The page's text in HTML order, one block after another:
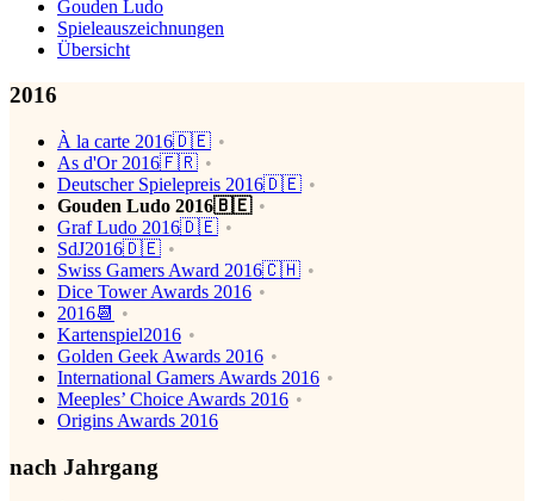
Gouden Ludo
Spieleauszeichnungen
Übersicht
2016
À la carte 2016🇩🇪
As d'Or 2016🇫🇷
Deutscher Spielepreis 2016🇩🇪
Gouden Ludo 2016🇧🇪
Graf Ludo 2016🇩🇪
SdJ2016🇩🇪
Swiss Gamers Award 2016🇨🇭
Dice Tower Awards 2016
2016📆
Kartenspiel2016
Golden Geek Awards 2016
International Gamers Awards 2016
Meeples’ Choice Awards 2016
Origins Awards 2016
nach Jahrgang